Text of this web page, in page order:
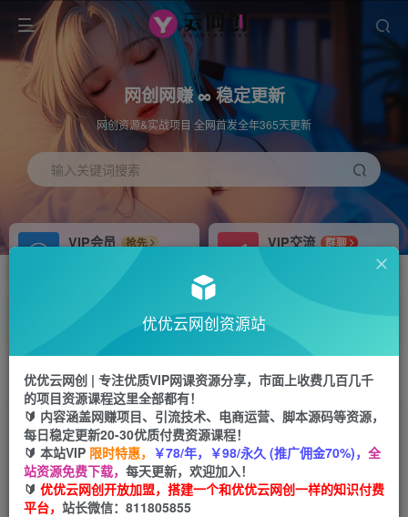
网创网赚 ∞ 稳定更新
网创资源&实战项目 全网首发全年365天更新
输入关键词搜索
VIP会员
抢先
免费下载全站资源
VIP交流
群聊
研究探讨更多创业项目路子。
站长V：hu91275
推荐
首页 中创网 正文
（5832期）最新某短视频平台接码看广告，无限
撸1.3元项目【软件+详细操作教程】
优优云网创
2年前发布
关注 私信
优优云网创资源站
优优云网创 | 专注优质VIP网课资源分享，市面上收费几百几千
的项目资源课程这里全部都有！
🔰 内容涵盖网赚项目、引流技术、电商运营、脚本源码等资源，
每日稳定更新20-30优质付费资源课程！
🔰 本站VIP 限时特惠， ￥78/年，￥98/永久 (推广佣金70%)， 全
站资源免费下载， 每天更新，欢迎加入！
🔰 优优云网创开放加盟，搭建一个和优优云网创一样的知识付费
平台， 站长微信：811805855